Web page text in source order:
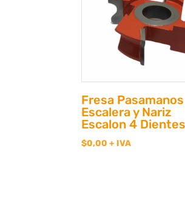
Fresa Pasamanos
Escalera y Nariz
Escalon 4 Dientes
$0,00 + IVA